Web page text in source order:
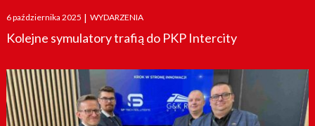
Posted
on
6 października 2025 | WYDARZENIA
Kolejne symulatory trafią do PKP Intercity